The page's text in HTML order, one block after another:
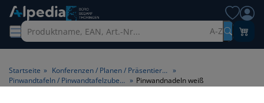
A-Z
Startseite » Konferenzen / Planen / Präsentieren »
Pinwandtafeln / Pinwandtafelzubehör » Pinwandnadeln weiß